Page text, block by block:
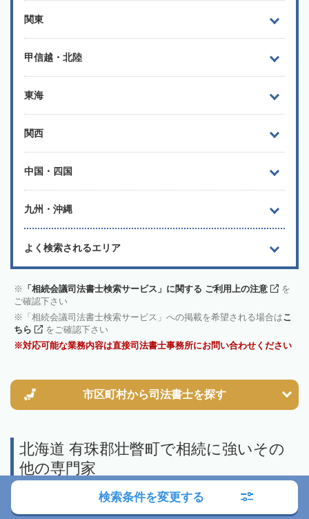
関東
甲信越・北陸
東海
関西
中国・四国
九州・沖縄
よく検索されるエリア
「相続会議司法書士検索サービス」に関する ご利用上の注意
を
ご確認下さい
「相続会議司法書士検索サービス」への掲載を希望される場合はこ
ちら
をご確認下さい
対応可能な業務内容は直接司法書士事務所にお問い合わせください
市区町村から司法書士を探す
北海道 有珠郡壮瞥町で相続に強いその
他の専門家
検索条件を変更する